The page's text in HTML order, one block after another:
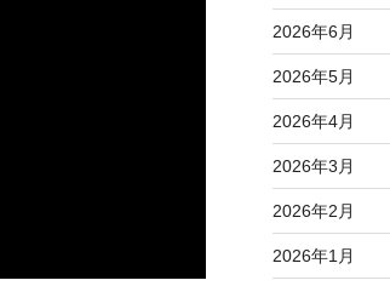
2026年6月
2026年5月
2026年4月
2026年3月
2026年2月
2026年1月